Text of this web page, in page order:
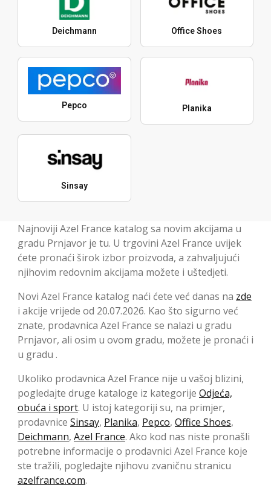
Deichmann Office Shoes
Pepco Planika
Sinsay
Najnoviji Azel France katalog sa novim akcijama u
gradu Prnjavor je tu. U trgovini Azel France uvijek
ćete pronaći širok izbor proizvoda, a zahvaljujući
njihovim redovnim akcijama možete i uštedjeti.
Novi Azel France katalog naći ćete već danas na zde
i akcije vrijede od 20.07.2026. Kao što sigurno već
znate, prodavnica Azel France se nalazi u gradu
Prnjavor, ali osim u ovom gradu, možete je pronaći i
u gradu .
Ukoliko prodavnica Azel France nije u vašoj blizini,
pogledajte druge kataloge iz kategorije Odjeća,
obuća i sport. U istoj kategoriji su, na primjer,
prodavnice Sinsay, Planika, Pepco, Office Shoes,
Deichmann, Azel France. Ako kod nas niste pronašli
potrebne informacije o prodavnici Azel France koje
ste tražili, pogledajte njihovu zvaničnu stranicu
azelfrance.com.